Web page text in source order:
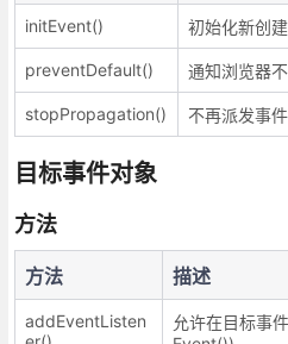
initEvent() 初始化新创
preventDefault() 通知浏览器
stopPropagation() 不再派发事件
目标事件对象
方法
方法 描述
addEventListen
允许在目标事